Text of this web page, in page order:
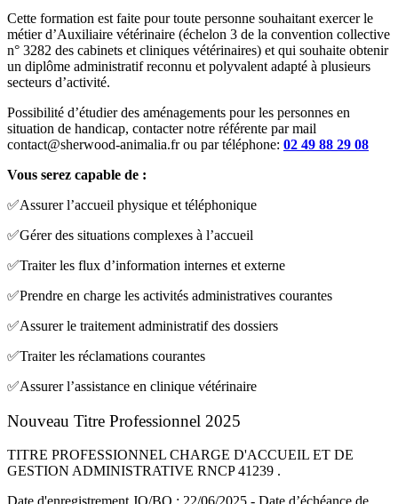
Cette formation est faite pour toute personne souhaitant exercer le
métier d’Auxiliaire vétérinaire (échelon 3 de la convention collective
n° 3282 des cabinets et cliniques vétérinaires) et qui souhaite obtenir
un diplôme administratif reconnu et polyvalent adapté à plusieurs
secteurs d’activité.
Possibilité d’étudier des aménagements pour les personnes en
situation de handicap, contacter notre référente par mail
contact@sherwood-animalia.fr ou par téléphone: 02 49 88 29 08
Vous serez capable de :
✅Assurer l’accueil physique et téléphonique
✅Gérer des situations complexes à l’accueil
✅Traiter les flux d’information internes et externe
✅Prendre en charge les activités administratives courantes
✅Assurer le traitement administratif des dossiers
✅Traiter les réclamations courantes
✅Assurer l’assistance en clinique vétérinaire
Nouveau Titre Professionnel 2025
TITRE PROFESSIONNEL CHARGE D'ACCUEIL ET DE
GESTION ADMINISTRATIVE RNCP 41239 .